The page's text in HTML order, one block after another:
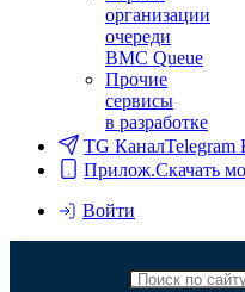
организации
очереди
BMC Queue
Прочие
сервисы
в разработке
TG КаналTelegram
Прилож.Скачать
Войти